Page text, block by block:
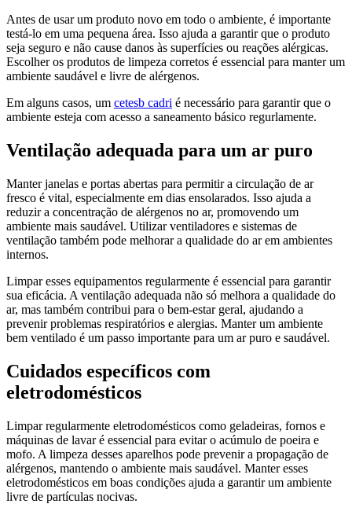
Antes de usar um produto novo em todo o ambiente, é importante
testá-lo em uma pequena área. Isso ajuda a garantir que o produto
seja seguro e não cause danos às superfícies ou reações alérgicas.
Escolher os produtos de limpeza corretos é essencial para manter um
ambiente saudável e livre de alérgenos.
Em alguns casos, um cetesb cadri é necessário para garantir que o
ambiente esteja com acesso a saneamento básico regurlamente.
Ventilação adequada para um ar puro
Manter janelas e portas abertas para permitir a circulação de ar
fresco é vital, especialmente em dias ensolarados. Isso ajuda a
reduzir a concentração de alérgenos no ar, promovendo um
ambiente mais saudável. Utilizar ventiladores e sistemas de
ventilação também pode melhorar a qualidade do ar em ambientes
internos.
Limpar esses equipamentos regularmente é essencial para garantir
sua eficácia. A ventilação adequada não só melhora a qualidade do
ar, mas também contribui para o bem-estar geral, ajudando a
prevenir problemas respiratórios e alergias. Manter um ambiente
bem ventilado é um passo importante para um ar puro e saudável.
Cuidados específicos com
eletrodomésticos
Limpar regularmente eletrodomésticos como geladeiras, fornos e
máquinas de lavar é essencial para evitar o acúmulo de poeira e
mofo. A limpeza desses aparelhos pode prevenir a propagação de
alérgenos, mantendo o ambiente mais saudável. Manter esses
eletrodomésticos em boas condições ajuda a garantir um ambiente
livre de partículas nocivas.